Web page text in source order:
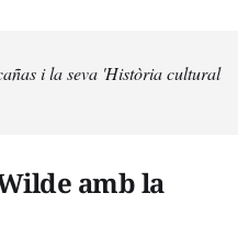
i la seva 'Història cultural
amb la